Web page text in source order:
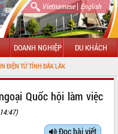
Vietnamese| English
DOANH NGHIỆP DU KHÁCH
Quốc hội làm việc
Đọc bài viết